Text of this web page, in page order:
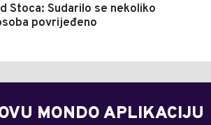
Stoca: Sudarilo se nekoliko
povrijeđeno
MONDO APLIKACIJU